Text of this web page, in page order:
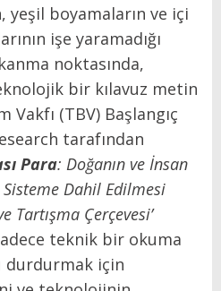
boyamaların ve içi
işe yaramadığı
noktasında,
bir kılavuz metin
Vakfı (TBV) Başlangıç
tarafından
Para: Doğanın ve İnsan
Sisteme Dahil Edilmesi
Tartışma Çerçevesi’
teknik bir okuma
durdurmak için